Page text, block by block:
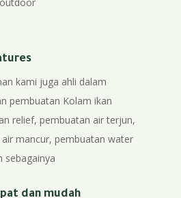
kami juga ahli dalam
pembuatan Kolam ikan
relief, pembuatan air terjun,
mancur, pembuatan water
sebagainya
dan mudah